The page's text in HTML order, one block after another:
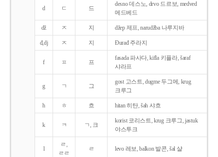
d ㄷ 드
desno 데스노, drvo 드르보, medved
메드베드
dž ㅈ 지 džep 제프, narudžba 나루지바
đ,dj ㅈ 지 Ðurađ 주라지
f ㅍ 프
fasada 파사다, kifla 키플라, šaraf
샤라프
g ㄱ 그
gost 고스트, dugme 두그메, krug
크루그
h ㅎ 흐 hitan 히탄, šah 샤흐
k ㅋ ㄱ, 크
korist 코리스트, krug 크루그, jastuk
야스투크
l
ㄹ,
ㄹㄹ
ㄹ levo 레보, balkon 발콘, šal 샬